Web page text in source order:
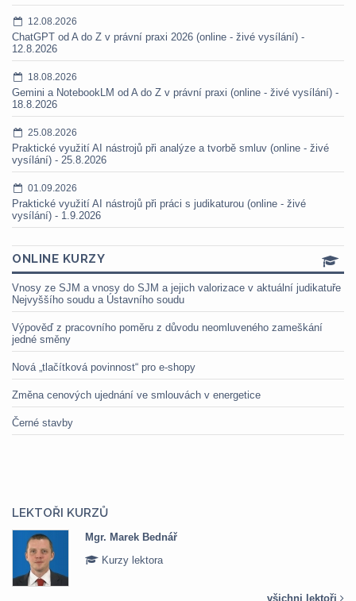
12.08.2026
ChatGPT od A do Z v právní praxi 2026 (online - živé vysílání) -
12.8.2026
18.08.2026
Gemini a NotebookLM od A do Z v právní praxi (online - živé vysílání) -
18.8.2026
25.08.2026
Praktické využití AI nástrojů při analýze a tvorbě smluv (online - živé
vysílání) - 25.8.2026
01.09.2026
Praktické využití AI nástrojů při práci s judikaturou (online - živé
vysílání) - 1.9.2026
ONLINE KURZY
Vnosy ze SJM a vnosy do SJM a jejich valorizace v aktuální judikatuře
Nejvyššího soudu a Ústavního soudu
Výpověď z pracovního poměru z důvodu neomluveného zameškání
jedné směny
Nová „tlačítková povinnost“ pro e-shopy
Změna cenových ujednání ve smlouvách v energetice
Černé stavby
LEKTOŘI KURZŮ
Mgr. Marek Bednář
Kurzy lektora
všichni lektoři